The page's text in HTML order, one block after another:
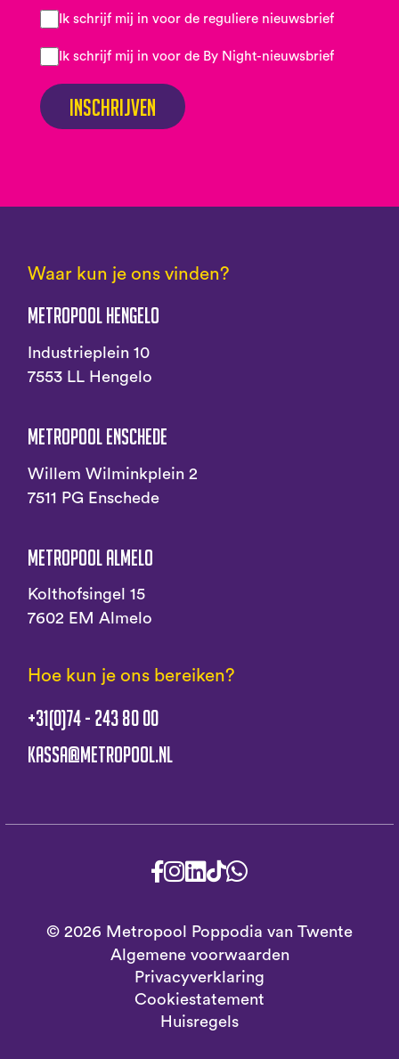
Ik schrijf mij in voor de reguliere nieuwsbrief
Ik schrijf mij in voor de By Night-nieuwsbrief
Inschrijven
Waar kun je ons vinden?
Metropool Hengelo
Industrieplein 10
7553 LL Hengelo
Metropool Enschede
Willem Wilminkplein 2
7511 PG Enschede
Metropool Almelo
Kolthofsingel 15
7602 EM Almelo
Hoe kun je ons bereiken?
+31(0)74 - 243 80 00
kassa@metropool.nl
© 2026 Metropool Poppodia van Twente
Algemene voorwaarden
Privacyverklaring
Cookiestatement
Huisregels